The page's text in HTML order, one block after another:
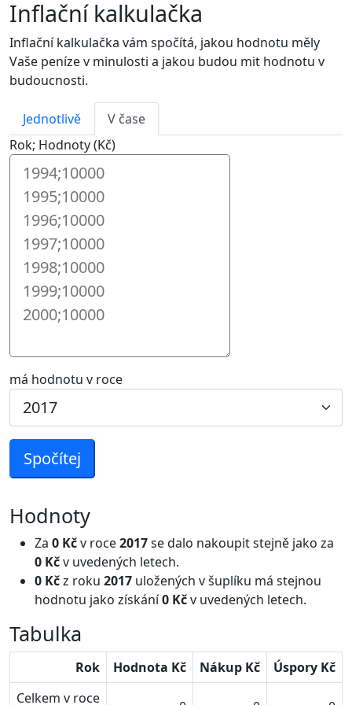
Inflační kalkulačka
Inflační kalkulačka vám spočítá, jakou hodnotu měly
Vaše peníze v minulosti a jakou budou mit hodnotu v
budoucnosti.
Jednotlivě
V čase
Rok; Hodnoty (Kč)
má hodnotu v roce
Spočítej
Hodnoty
Za 0 Kčv roce2017se dalo nakoupit stejně jako za
0 Kčv uvedených letech.
0 Kčz roku 2017 uložených v šuplíku má stejnou
hodnotu jako získání0 Kčv uvedených letech.
Tabulka
Rok Hodnota Kč Nákup Kč
Úspory Kč
Celkem v roce